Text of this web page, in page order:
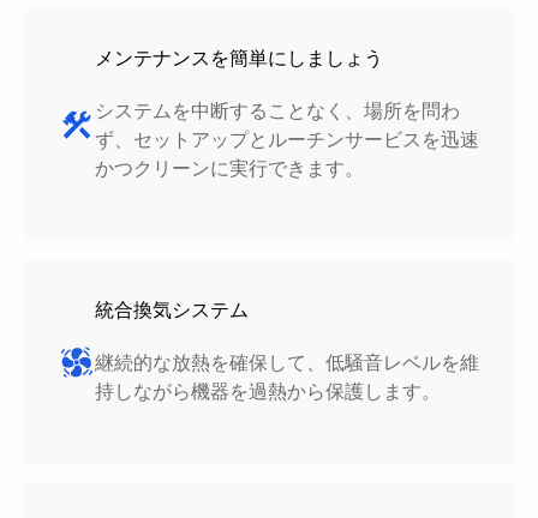
メンテナンスを簡単にしましょう
システムを中断することなく、場所を問わ
ず、セットアップとルーチンサービスを迅速
かつクリーンに実行できます。
統合換気システム
継続的な放熱を確保して、低騒音レベルを維
持しながら機器を過熱から保護します。